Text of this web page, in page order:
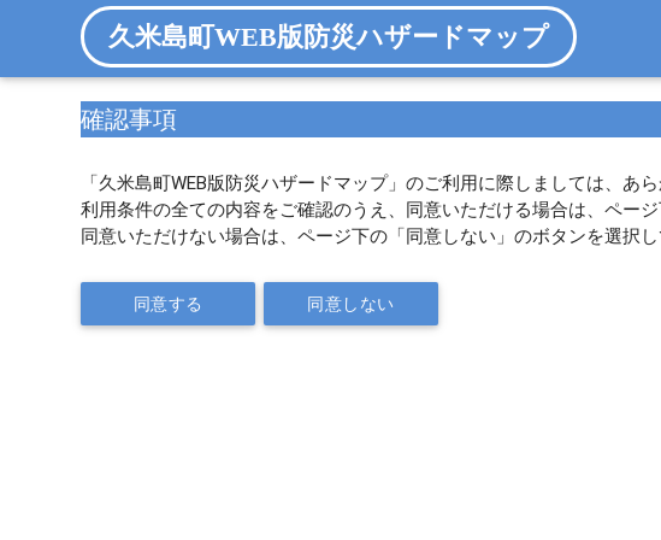
久米島町WEB版防災ハザードマップ
確認事項
「久米島町WEB版防災ハザードマップ」のご利用に際しましては、あ
利用条件の全ての内容をご確認のうえ、同意いただける場合は、ペー
同意いただけない場合は、ページ下の「同意しない」のボタンを選択し
同意する 同意しない